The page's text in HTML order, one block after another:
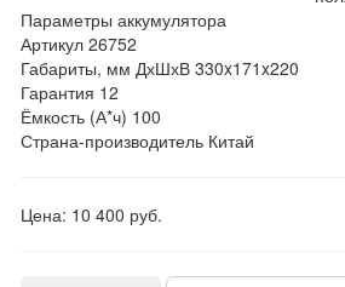
Параметры аккумулятора
Артикул 26752
Габариты, мм ДхШхВ 330x171x220
Гарантия 12
Ёмкость (А*ч) 100
Страна-производитель Китай
Цена: 10 400 руб.